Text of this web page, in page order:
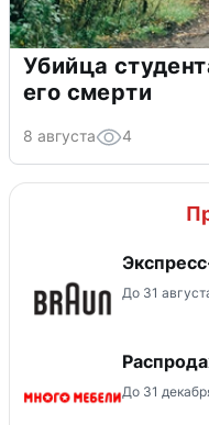
Убийца
его смерти
8 августа 4
До 31
До 31